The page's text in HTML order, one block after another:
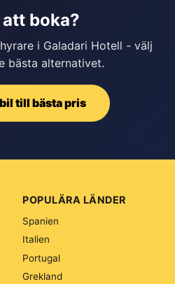
att boka?
i Galadari Hotell - välj
bästa alternativet.
till bästa pris
POPULÄRA LÄNDER
Spanien
Italien
Portugal
Grekland